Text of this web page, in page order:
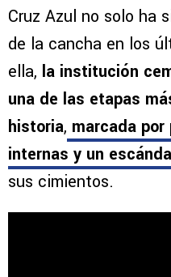
Cruz Azul no solo ha
de la cancha en los
ella, la institución
una de las etapas
historia, marcada
internas y un
sus cimientos.